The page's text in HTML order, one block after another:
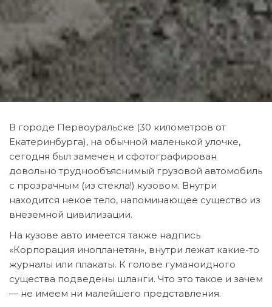
В городе Первоуральске (30 километров от
Екатеринбурга), на обычной маленькой улочке,
сегодня был замечен и сфотографирован
довольно труднообъяснимый грузовой автомобиль
с прозрачным (из стекла!) кузовом. Внутри
находится некое тело, напоминающее существо из
внеземной цивилизации.
На кузове авто имеется также надпись
«Корпорация инопланетян», внутри лежат какие-то
журналы или плакаты. К голове гуманоидного
существа подведены шланги. Что это такое и зачем
— не имеем ни малейшего представления.